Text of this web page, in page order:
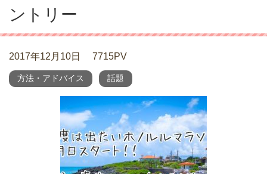
ントリー
2017年12月10日 7715PV
方法・アドバイス 話題